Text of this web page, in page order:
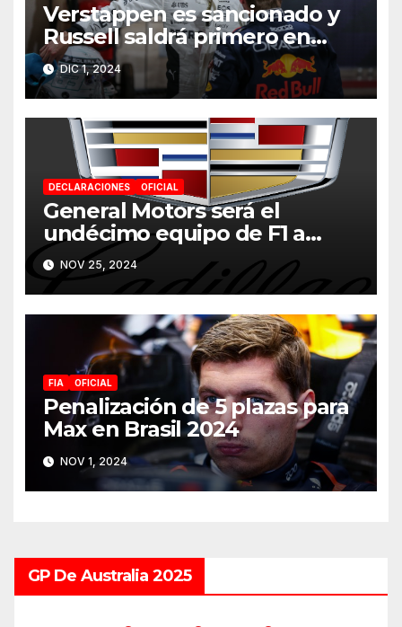
Verstappen es sancionado y
Russell saldrá primero en
Catar 2024
DIC 1, 2024
DECLARACIONES OFICIAL
General Motors será el
undécimo equipo de F1 a
partir de 2026
NOV 25, 2024
FIA OFICIAL
Penalización de 5 plazas para
Max en Brasil 2024
NOV 1, 2024
GP De Australia 2025